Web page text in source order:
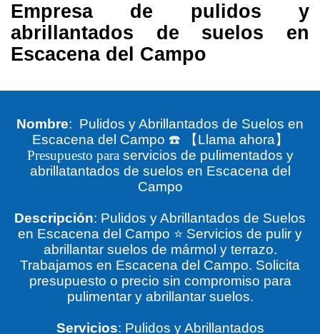
Empresa de pulidos y
abrillantados de suelos en
Escacena del Campo
Nombre: Pulidos y Abrillantados de Suelos en
Escacena del Campo ☎️ 【Llama ahora】
Presupuesto para servicios de pulimentados y
abrillatantados de suelos en Escacena del
Campo
Descripción: Pulidos y Abrillantados de Suelos
en Escacena del Campo ⭐ Servicios de pulir y
abrillantar suelos de mármol y terrazo.
Trabajamos en Escacena del Campo. Solicita
presupuesto o precio sin compromiso para
pulimentar y abrillantar suelos.
Servicios: Pulidos y Abrillantados